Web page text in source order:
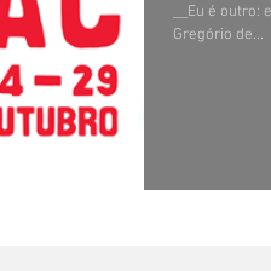
__Eu é
Gregório de...